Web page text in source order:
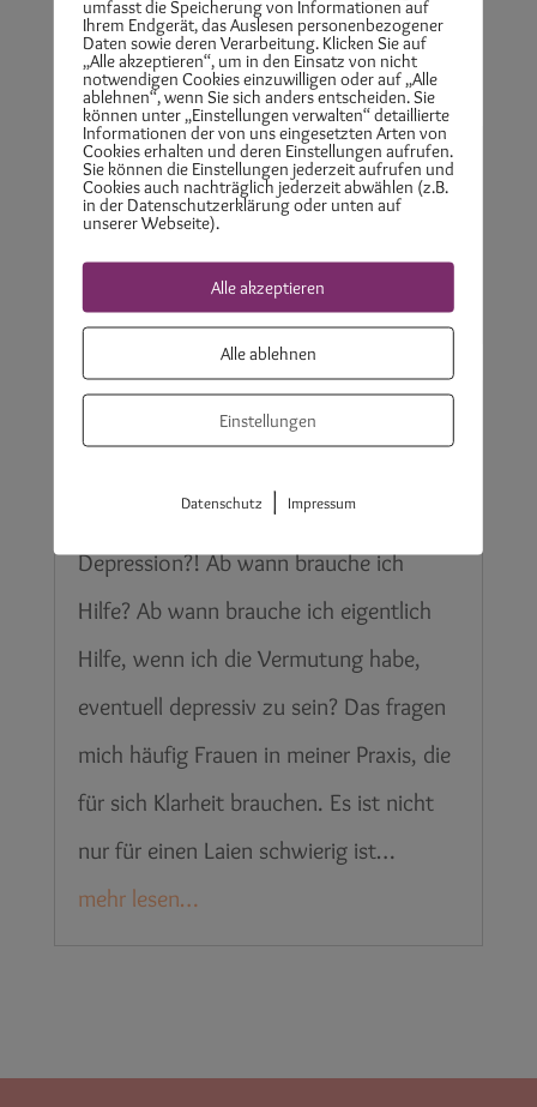
mehr lesen…
EFT – Anleitung bei Herzangst
15.07.2021|Basic Empowerment,Herzangst,
Depression,Psychotherapie
Depression?! Ab wann brauche ich
Hilfe? Ab wann brauche ich eigentlich
Hilfe, wenn ich die Vermutung habe,
eventuell depressiv zu sein? Das fragen
mich häufig Frauen in meiner Praxis, die
für sich Klarheit brauchen. Es ist nicht
nur für einen Laien schwierig ist…
mehr lesen…
umfasst die Speicherung von Informationen auf
Ihrem Endgerät, das Auslesen personenbezogener
Daten sowie deren Verarbeitung. Klicken Sie auf
„Alle akzeptieren“, um in den Einsatz von nicht
notwendigen Cookies einzuwilligen oder auf „Alle
ablehnen“, wenn Sie sich anders entscheiden. Sie
können unter „Einstellungen verwalten“ detaillierte
Informationen der von uns eingesetzten Arten von
Cookies erhalten und deren Einstellungen aufrufen.
Sie können die Einstellungen jederzeit aufrufen und
Cookies auch nachträglich jederzeit abwählen (z.B.
in der Datenschutzerklärung oder unten auf
unserer Webseite).
Alle akzeptieren
Alle ablehnen
Einstellungen
Datenschutz | Impressum